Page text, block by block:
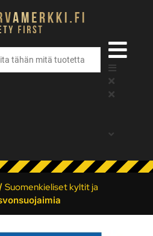
Suomenkieliset kyltit ja